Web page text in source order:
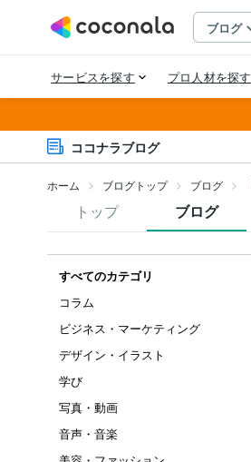
ココナラブログ
ホーム ブログトップ ブログ
トップ ブログ
すべてのカテゴリ
コラム
ビジネス・マーケティング
デザイン・イラスト
学び
写真・動画
音声・音楽